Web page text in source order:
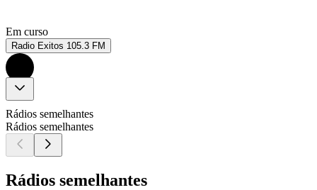
Em curso
Radio Exitos 105.3 FM
Rádios semelhantes
Rádios semelhantes
Rádios semelhantes